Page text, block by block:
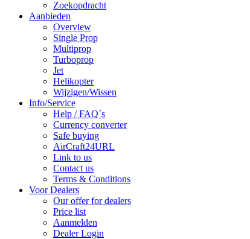
Zoekopdracht
Aanbieden
Overview
Single Prop
Multiprop
Turboprop
Jet
Helikopter
Wijzigen/Wissen
Info/Service
Help / FAQ´s
Currency converter
Safe buying
AirCraft24URL
Link to us
Contact us
Terms & Conditions
Voor Dealers
Our offer for dealers
Price list
Aanmelden
Dealer Login